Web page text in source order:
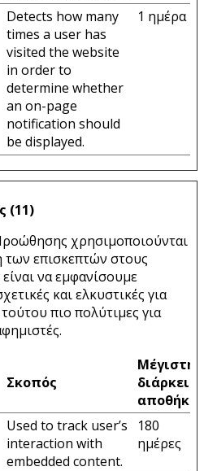
Detects how many
times a user has
visited the website
in order to
determine whether
an on-page
notification should
be displayed.
1 ημέρα
(11)
χρησιμοποιούνται
επισκεπτών στους
να εμφανίσουμε
και ελκυστικές για
πιο πολύτιμες για
Σκοπός
Μέγιστη
διάρκεια
Used to track user’s
interaction with
embedded content.
180
ημέρες